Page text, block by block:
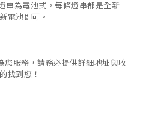
串為電池式，每條燈串都是全新
電池即可。
您服務，請務必提供詳細地址與收
找到您！